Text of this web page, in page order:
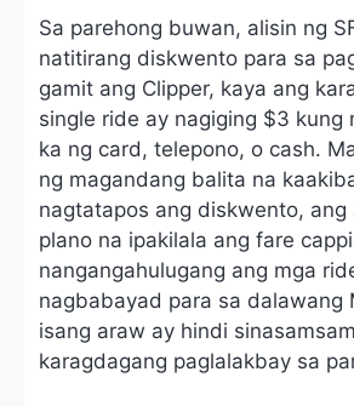
Sa parehong buwan, alisin ng
natitirang diskwento para sa
gamit ang Clipper, kaya ang
single ride ay nagiging $3 kung
ka ng card, telepono, o cash.
ng magandang balita na
nagtatapos ang diskwento, ang
plano na ipakilala ang fare
nangangahulugang ang mga
nagbabayad para sa dalawang
isang araw ay hindi
karagdagang paglalakbay sa